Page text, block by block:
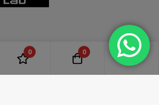
0 0